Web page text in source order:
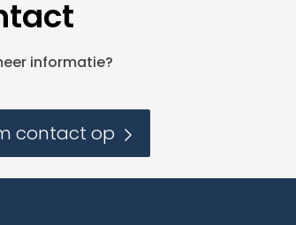
informatie?
contact op